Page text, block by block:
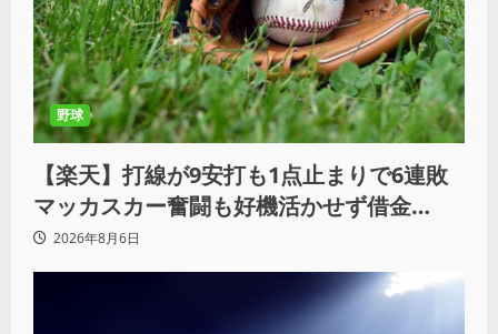
野球
【楽天】打線が9安打も1点止まりで6連敗
マッカスカー奮闘も好機活かせず借金
「22」
2026年8月6日